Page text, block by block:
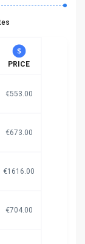
PRICE
€553.00
€673.00
€1616.00
€704.00